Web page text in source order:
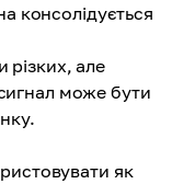
консолідується
різких, але
може бути
як